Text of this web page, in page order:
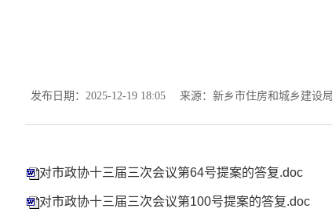
发布日期：2025-12-19 18:05 来源：新乡市住房和城乡建设局
对市政协十三届三次会议第64号提案的答复.doc
对市政协十三届三次会议第100号提案的答复.doc